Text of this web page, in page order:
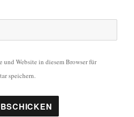
und Website in diesem Browser für
speichern.